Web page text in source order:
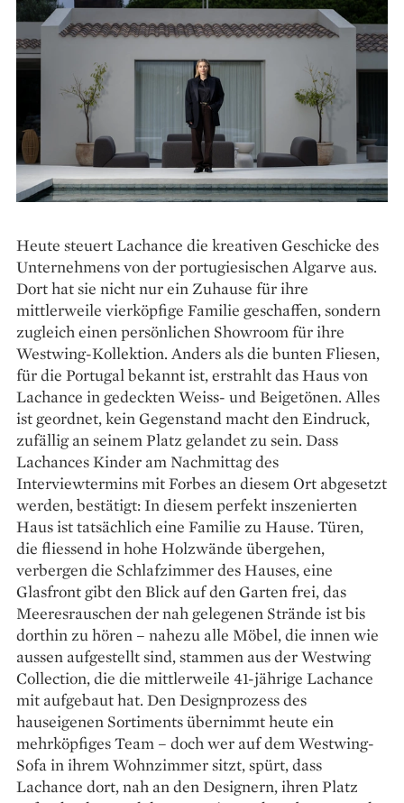
Heute steuert Lachance die kreativen Geschicke des
Unternehmens von der portugiesischen Algarve aus.
Dort hat sie nicht nur ein Zuhause für ihre
mittlerweile vierköpfige Familie geschaffen, sondern
zugleich einen persönlichen Showroom für ihre
Westwing-Kollektion. Anders als die bunten Fliesen,
für die Portugal bekannt ist, erstrahlt das Haus von
Lachance in gedeckten Weiss- und Beigetönen. Alles
ist geordnet, kein Gegenstand macht den Eindruck,
zufällig an seinem Platz gelandet zu sein. Dass
Lachances Kinder am Nachmittag des
Interviewtermins mit Forbes an diesem Ort abgesetzt
werden, bestätigt: In diesem perfekt inszenierten
Haus ist tatsächlich eine Familie zu Hause. Türen,
die fliessend in hohe Holzwände übergehen,
verbergen die Schlafzimmer des Hauses, eine
Glasfront gibt den Blick auf den Garten frei, das
Meeresrauschen der nah gelegenen Strände ist bis
dorthin zu hören – nahezu alle Möbel, die innen wie
aussen aufgestellt sind, stammen aus der Westwing
Collection, die die mittlerweile 41-jährige Lachance
mit aufgebaut hat. Den Designprozess des
hauseigenen Sortiments übernimmt heute ein
mehrköpfiges Team – doch wer auf dem Westwing-
Sofa in ihrem Wohn­zimmer sitzt, spürt, dass
Lachance dort, nah an den Designern, ihren Platz